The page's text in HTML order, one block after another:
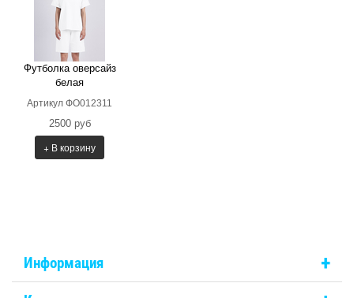
Футболка оверсайз
белая
Артикул ФО012311
2500 руб
+ В корзину
Информация +